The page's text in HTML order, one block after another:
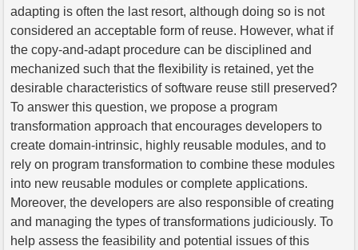
adapting is often the last resort, although doing so is not
considered an acceptable form of reuse. However, what if
the copy-and-adapt procedure can be disciplined and
mechanized such that the flexibility is retained, yet the
desirable characteristics of software reuse still preserved?
To answer this question, we propose a program
transformation approach that encourages developers to
create domain-intrinsic, highly reusable modules, and to
rely on program transformation to combine these modules
into new reusable modules or complete applications.
Moreover, the developers are also responsible of creating
and managing the types of transformations judiciously. To
help assess the feasibility and potential issues of this